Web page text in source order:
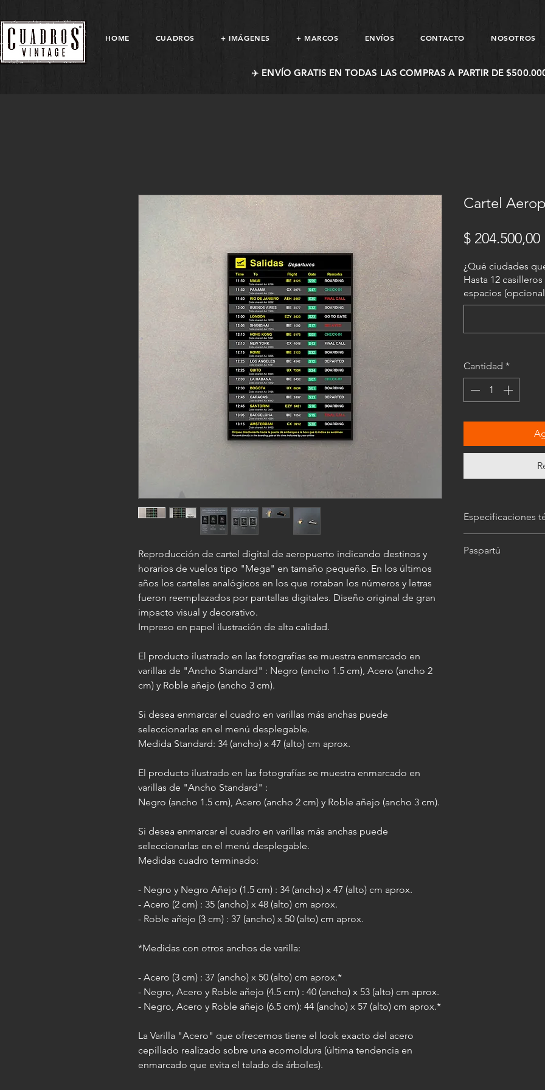
HOME CUADROS + IMÁGENES + MARCOS ENVÍOS CONTACTO NOSOTROS
✈️ ENVÍO GRATIS EN TODAS LAS COMPRAS A PARTIR DE
Reproducción de cartel digital de aeropuerto indicando destinos y
horarios de vuelos tipo "Mega" en tamaño pequeño. En los últimos
años los carteles analógicos en los que rotaban los números y letras
fueron reemplazados por pantallas digitales. Diseño original de gran
impacto visual y decorativo.
Impreso en papel ilustración de alta calidad.
El producto ilustrado en las fotografías se muestra enmarcado en
varillas de "Ancho Standard" : Negro (ancho 1.5 cm), Acero (ancho 2
cm) y Roble añejo (ancho 3 cm).
Si desea enmarcar el cuadro en varillas más anchas puede
seleccionarlas en el menú desplegable.
Medida Standard: 34 (ancho) x 47 (alto) cm aprox.
El producto ilustrado en las fotografías se muestra enmarcado en
varillas de "Ancho Standard" :
Negro (ancho 1.5 cm), Acero (ancho 2 cm) y Roble añejo (ancho 3 cm).
Si desea enmarcar el cuadro en varillas más anchas puede
seleccionarlas en el menú desplegable.
Medidas cuadro terminado:
- Negro y Negro Añejo (1.5 cm) : 34 (ancho) x 47 (alto) cm aprox.
- Acero (2 cm) : 35 (ancho) x 48 (alto) cm aprox.
- Roble añejo (3 cm) : 37 (ancho) x 50 (alto) cm aprox.
*Medidas con otros anchos de varilla:
- Acero (3 cm) : 37 (ancho) x 50 (alto) cm aprox.*
- Negro, Acero y Roble añejo (4.5 cm) : 40 (ancho) x 53 (alto) cm aprox.
- Negro, Acero y Roble añejo (6.5 cm): 44 (ancho) x 57 (alto) cm aprox.*
La Varilla "Acero" que ofrecemos tiene el look exacto del acero
cepillado realizado sobre una ecomoldura (última tendencia en
enmarcado que evita el talado de árboles).
Cartel
$ 204.500,00
¿Qué ciudades
Hasta 12
espacios
Cantidad *
Especificaciones
características del
Paspartú